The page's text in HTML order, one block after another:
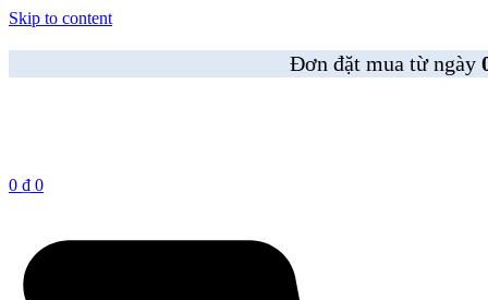
Skip to content
Đơn đặt mua từ ngày
0 ₫ 0